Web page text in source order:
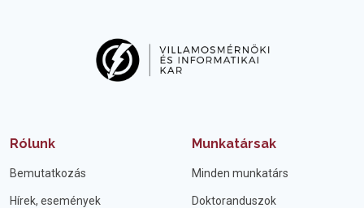
Rólunk
Bemutatkozás
Hírek, események
Munkatársak
Minden munkatárs
Doktoranduszok